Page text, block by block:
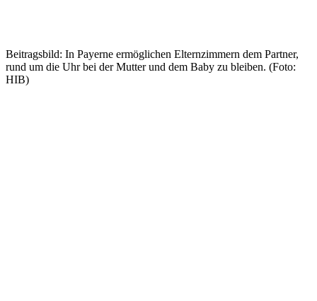
Beitragsbild: In Payerne ermöglichen Elternzimmern dem Partner,
rund um die Uhr bei der Mutter und dem Baby zu bleiben. (Foto:
HIB)